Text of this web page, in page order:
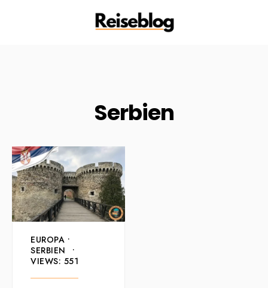
Serbien
EUROPA •
SERBIEN
•
VIEWS: 551